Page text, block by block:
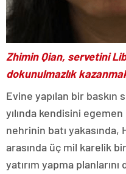
Zhimin Qian, servetini
dokunulmazlık
Evine yapılan bir baskın
yılında kendisini
nehrinin batı yakasında,
arasında üç mil karelik
yatırım yapma